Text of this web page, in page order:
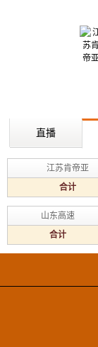
直播
江苏肯帝亚
合计
山东高速
合计